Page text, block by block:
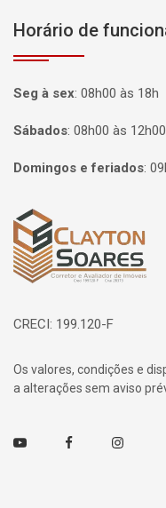
Horário de
Seg à sex: 08h00 às 18h
Sábados: 08h00 às 12h00
Domingos e feriados:
Página inicial
CRECI: 199.120-F
Os valores, condições e
a alterações sem aviso
Youtube FacebookInstagram